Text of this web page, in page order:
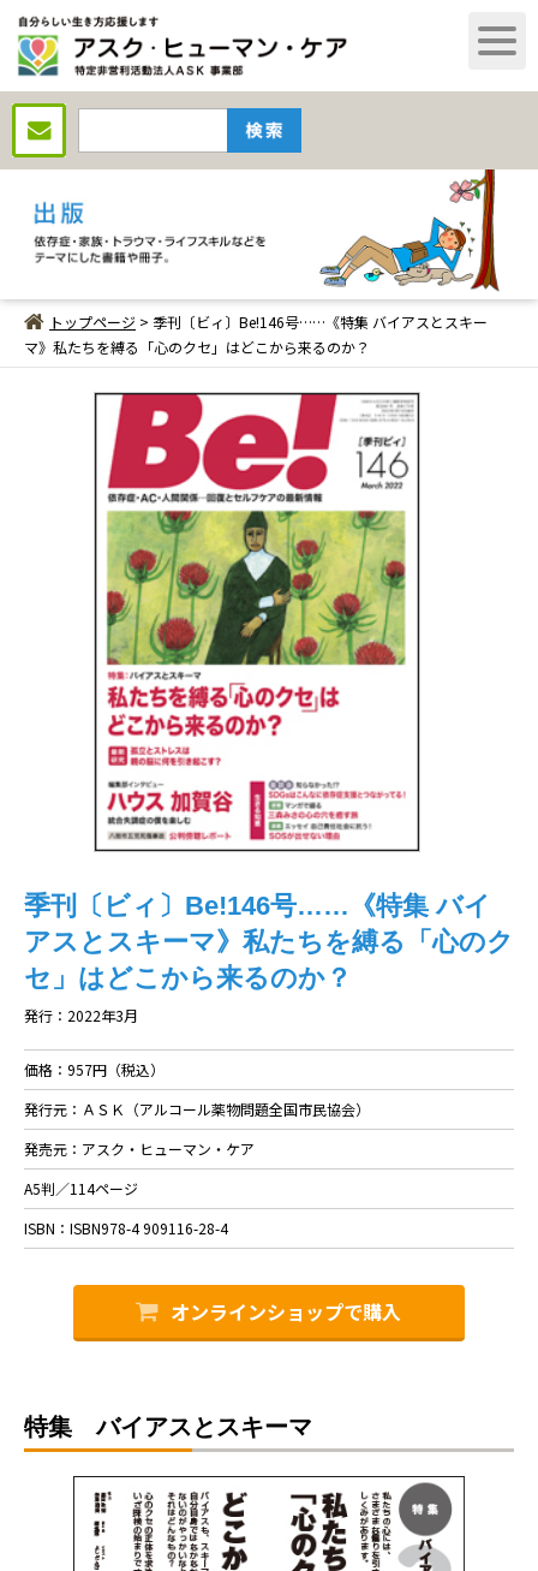
トップページ > 季刊〔ビィ〕Be!146号……《特集 バイアスとスキー
マ》私たちを縛る「心のクセ」はどこから来るのか？
季刊〔ビィ〕Be!146号……《特集 バイ
アスとスキーマ》私たちを縛る「心のク
セ」はどこから来るのか？
発行：2022年3月
価格：957円（税込）
発行元：ＡＳＫ（アルコール薬物問題全国市民協会）
発売元：アスク・ヒューマン・ケア
A5判／114ページ
ISBN：ISBN978-4 909116-28-4
オンラインショップで購入
特集 バイアスとスキーマ